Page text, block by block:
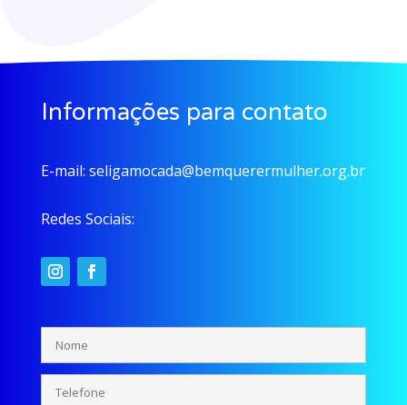
Informações para contato
E-mail: seligamocada@bemquerermulher.org.br
Redes Sociais: